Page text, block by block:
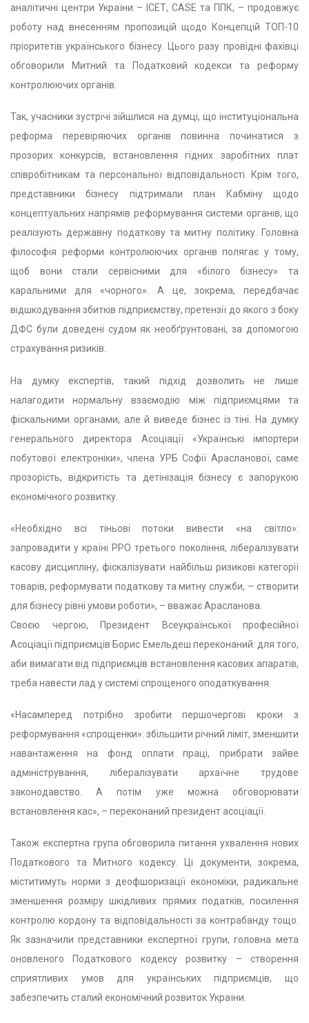
аналітичні центри України – ІСЕТ, CASE та ППК, – продовжує
роботу над внесенням пропозицій щодо Концепцій ТОП-10
пріоритетів українського бізнесу. Цього разу провідні фахівці
обговорили Митний та Податковий кодекси та реформу
контролюючих органів.
Так, учасники зустрічі зійшлися на думці, що інституціональна
реформа перевіряючих органів повинна починатися з
прозорих конкурсів, встановлення гідних заробітних плат
співробітникам та персональної відповідальності. Крім того,
представники бізнесу підтримали план Кабміну щодо
концептуальних напрямів реформування системи органів, що
реалізують державну податкову та митну політику. Головна
філософія реформи контролюючих органів полягає у тому,
щоб вони стали сервісними для «білого бізнесу» та
каральними для «чорного». А це, зокрема, передбачає
відшкодування збитків підприємству, претензії до якого з боку
ДФС були доведені судом як необґрунтовані, за допомогою
страхування ризиків.
На думку експертів, такий підхід дозволить не лише
налагодити нормальну взаємодію між підприємцями та
фіскальними органами, але й виведе бізнес із тіні. На думку
генерального директора Асоціації «Українські імпортери
побутової електроніки», члена УРБ Софії Арасланової, саме
прозорість, відкритість та детінізація бізнесу є запорукою
економічного розвитку.
«Необхідно всі тіньові потоки вивести «на світло»:
запровадити у країні РРО третього покоління, лібералізувати
касову дисципліну, фіскалізувати найбільш ризикові категорії
товарів, реформувати податкову та митну служби, – створити
для бізнесу рівні умови роботи», – вважає Арасланова.
Своєю чергою, Президент Всеукраїнської професійної
Асоціації підприємців Борис Емельдеш переконаний: для того,
аби вимагати від підприємців встановлення касових апаратів,
треба навести лад у системі спрощеного оподаткування.
«Насамперед потрібно зробити першочергові кроки з
реформування «спрощенки»: збільшити річний ліміт, зменшити
навантаження на фонд оплати праці, прибрати зайве
адміністрування, лібералізувати архаїчне трудове
законодавство. А потім уже можна обговорювати
встановлення кас», – переконаний президент асоціації.
Також експертна група обговорила питання ухвалення нових
Податкового та Митного кодексу. Ці документи, зокрема,
міститимуть норми з деофшоризації економіки, радикальне
зменшення розміру шкідливих прямих податків, посилення
контролю кордону та відповідальності за контрабанду тощо.
Як зазначили представники експертної групи, головна мета
оновленого Податкового кодексу розвитку – створення
сприятливих умов для українських підприємців, що
забезпечить сталий економічний розвиток України.